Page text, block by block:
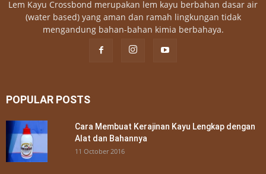
Lem Kayu Crossbond merupakan lem kayu berbahan dasar air
(water based) yang aman dan ramah lingkungan tidak
mengandung bahan-bahan kimia berbahaya.
POPULAR POSTS
Cara Membuat Kerajinan Kayu Lengkap dengan
Alat dan Bahannya
11 October 2016